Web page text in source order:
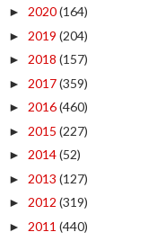
► 2020(164)
► 2019 (204)
► 2018 (157)
► 2017(359)
► 2016(460)
► 2015 (227)
► 2014(52)
► 2013 (127)
► 2012 (319)
► 2011 (440)